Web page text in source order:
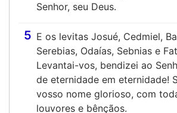
Senhor, seu Deus.
5 E os levitas Josué, Cedmiel,
Serebias, Odaías, Sebnias e
Levantai-vos, bendizei ao
de eternidade em eternidade!
vosso nome glorioso, com
louvores e bênçãos.